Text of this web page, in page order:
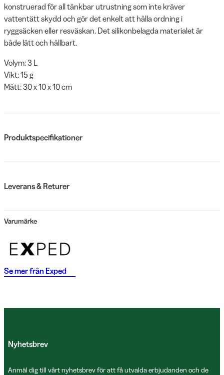
konstruerad för all tänkbar utrustning som inte kräver
vattentätt skydd och gör det enkelt att hålla ordning i
ryggsäcken eller resväskan. Det silikonbelagda materialet är
både lätt och hållbart.
Volym: 3 L
Vikt: 15 g
Mått: 30 x 10 x 10 cm
Produktspecifikationer
Leverans & Returer
Varumärke
Se mer från Exped
Nyhetsbrev
Anmäl dig till vårt nyhetsbrev för att få utvalda erbjudanden och de